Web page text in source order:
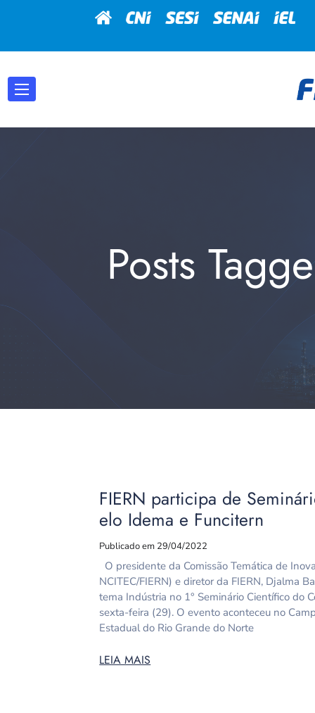
Posts
FIERN participa de
elo Idema e Funcitern
Publicado em 29/04/2022
O presidente da Comissão Temática de
NCITEC/FIERN) e diretor da FIERN, Djalma
tema Indústria no 1° Seminário Científico do
sexta-feira (29). O evento aconteceu no
Estadual do Rio Grande do Norte
LEIA MAIS